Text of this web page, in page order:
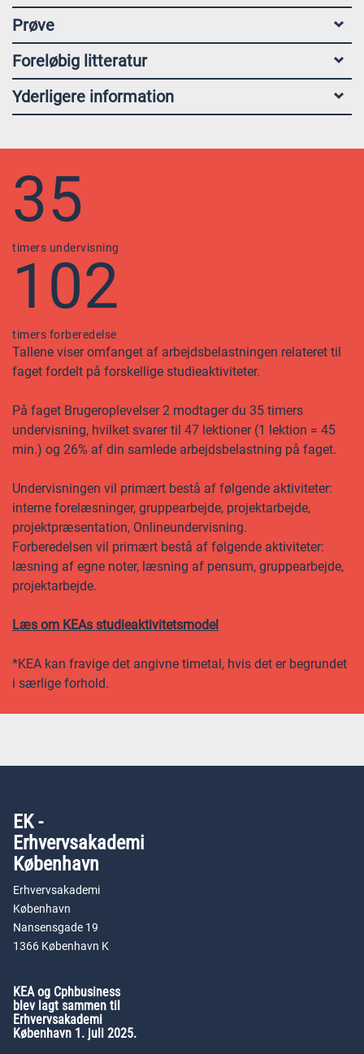
Prøve
Foreløbig litteratur
Yderligere information
35
timers undervisning
102
timers forberedelse
Tallene viser omfanget af arbejdsbelastningen relateret til
faget fordelt på forskellige studieaktiviteter.
På faget Brugeroplevelser 2 modtager du 35 timers
undervisning, hvilket svarer til 47 lektioner (1 lektion = 45
min.) og 26% af din samlede arbejdsbelastning på faget.
Undervisningen vil primært bestå af følgende aktiviteter:
interne forelæsninger, gruppearbejde, projektarbejde,
projektpræsentation, Onlineundervisning.
Forberedelsen vil primært bestå af følgende aktiviteter:
læsning af egne noter, læsning af pensum, gruppearbejde,
projektarbejde.
Læs om KEAs studieaktivitetsmodel
*KEA kan fravige det angivne timetal, hvis det er begrundet
i særlige forhold.
EK -
Erhvervsakademi
København
Erhvervsakademi
København
Nansensgade 19
1366 København K
KEA og Cphbusiness
blev lagt sammen til
Erhvervsakademi
København 1. juli 2025.